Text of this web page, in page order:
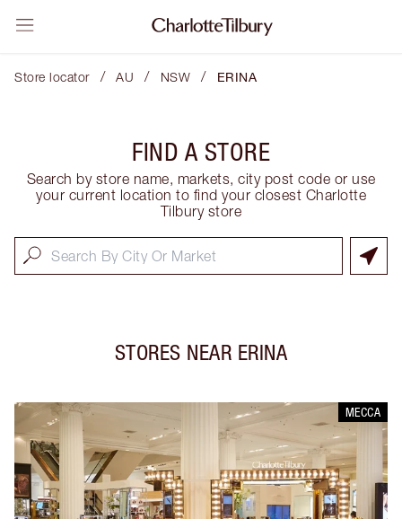
Store locator / AU / NSW / ERINA
FIND A STORE
Search by store name, markets, city post code or use
your current location to find your closest Charlotte
Tilbury store
STORES NEAR ERINA
MECCA